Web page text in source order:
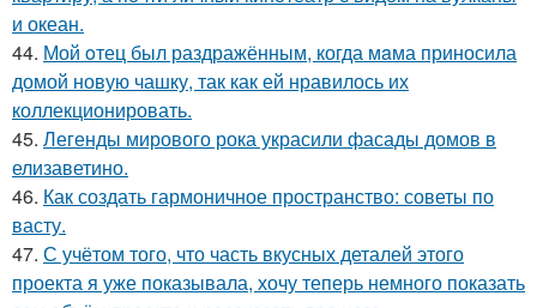
и океан.
44. Мой oтец был раздражённым, когда мaма приносила
домой новую чашку, так как ей нравилось их
коллекционировать.
45. Легенды мирового рока украсили фасады домов в
елизаветино.
46. Как создать гармоничное пространство: советы по
васту.
47. С учётом того, что часть вкусных деталей этого
проекта я уже показывала, хочу теперь немного показать